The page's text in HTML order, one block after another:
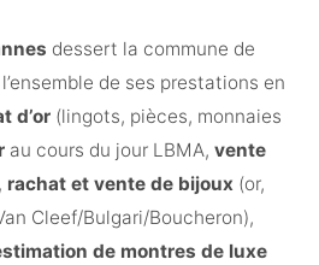
dessert la commune de
de ses prestations en
d’or (lingots, pièces, monnaies
au cours du jour LBMA, vente
, rachat et vente de bijoux (or,
Cleef/Bulgari/Boucheron),
de montres de luxe